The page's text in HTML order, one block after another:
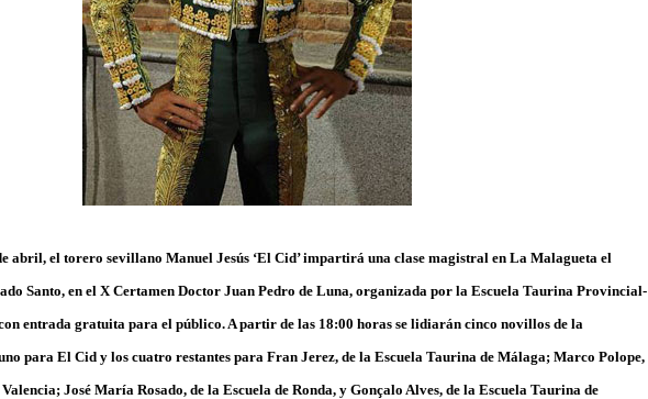
abril, el torero sevillano Manuel Jesús ‘El Cid’ impartirá una clase magistral en La Malagueta el
Santo, en el X Certamen Doctor Juan Pedro de Luna, organizada por la Escuela Taurina Provincial-
entrada gratuita para el público. A partir de las 18:00 horas se lidiarán cinco novillos de la
para El Cid y los cuatro restantes para Fran Jerez, de la Escuela Taurina de Málaga; Marco Polope,
José María Rosado, de la Escuela de Ronda, y Gonçalo Alves, de la Escuela Taurina de